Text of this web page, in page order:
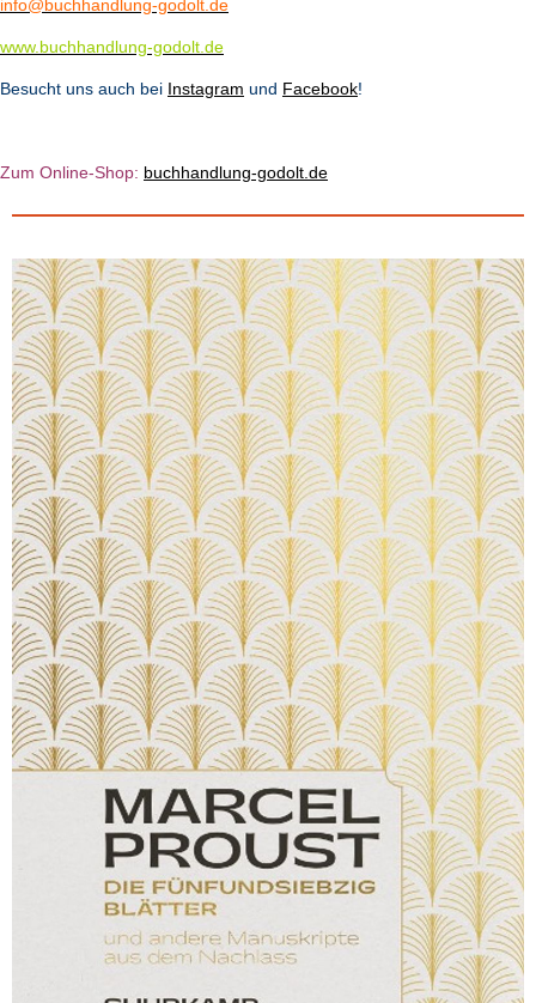
info@buchhandlung-godolt.de
www.buchhandlung-godolt.de
Besucht uns auch bei Instagram und Facebook!
Zum Online-Shop: buchhandlung-godolt.de